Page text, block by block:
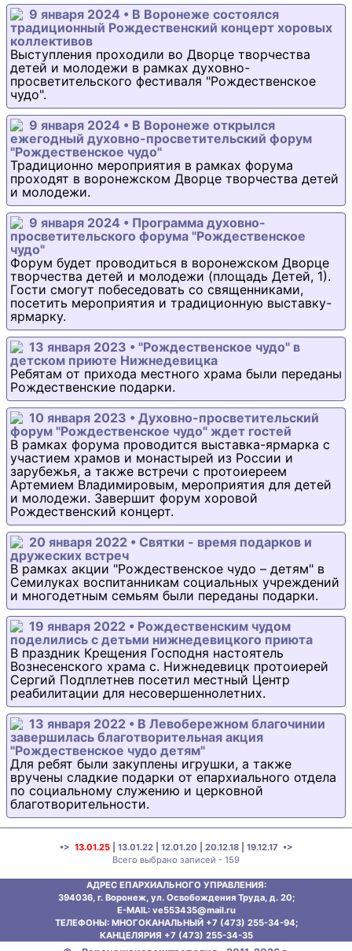
9 января 2024 • В Воронеже состоялся
традиционный Рождественский концерт хоровых
коллективов
Выступления проходили во Дворце творчества
детей и молодежи в рамках духовно-
просветительского фестиваля "Рождественское
чудо".
9 января 2024 • В Воронеже открылся
ежегодный духовно-просветительский форум
"Рождественское чудо"
Традиционно мероприятия в рамках форума
проходят в воронежском Дворце творчества детей
и молодежи.
9 января 2024 • Программа духовно-
просветительского форума "Рождественское
чудо"
Форум будет проводиться в воронежском Дворце
творчества детей и молодежи (площадь Детей, 1).
Гости смогут побеседовать со священниками,
посетить мероприятия и традиционную выставку-
ярмарку.
13 января 2023 • "Рождественское чудо" в
детском приюте Нижнедевицка
Ребятам от прихода местного храма были переданы
Рождественские подарки.
10 января 2023 • Духовно-просветительский
форум "Рождественское чудо" ждет гостей
В рамках форума проводится выставка-ярмарка с
участием храмов и монастырей из России и
зарубежья, а также встречи с протоиереем
Артемием Владимировым, мероприятия для детей
и молодежи. Завершит форум хоровой
Рождественский концерт.
20 января 2022 • Святки - время подарков и
дружеских встреч
В рамках акции "Рождественское чудо – детям" в
Семилуках воспитанникам социальных учреждений
и многодетным семьям были переданы подарки.
19 января 2022 • Рождественским чудом
поделились с детьми нижнедевицкого приюта
В праздник Крещения Господня настоятель
Вознесенского храма с. Нижнедевицк протоиерей
Сергий Подплетнев посетил местный Центр
реабилитации для несовершеннолетних.
13 января 2022 • В Левобережном благочинии
завершилась благотворительная акция
"Рождественское чудо детям"
Для ребят были закуплены игрушки, а также
вручены сладкие подарки от епархиального отдела
по социальному служению и церковной
благотворительности.
•> 13.01.25| 13.01.22| 12.01.20 20.12.18| 19.12.17 •>
Всего выбрано записей - 159
АДРЕС ЕПАРХИАЛЬНОГО УПРАВЛЕНИЯ:
394036, г. Воронеж, ул. Освобождения Труда, д. 20;
E-MAIL: ve553435@mаil.ru
ТЕЛЕФОНЫ: МНОГОКАНАЛЬНЫЙ +7 (473) 255-34-94;
КАНЦЕЛЯРИЯ +7 (473) 255-34-35